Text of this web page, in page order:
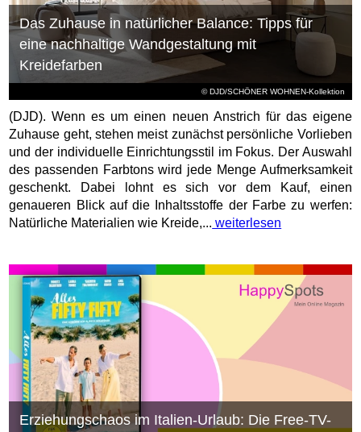
© DJD/SCHÖNER WOHNEN-Kollektion
Das Zuhause in natürlicher Balance: Tipps für
eine nachhaltige Wandgestaltung mit
Kreidefarben
(DJD). Wenn es um einen neuen Anstrich für das eigene
Zuhause geht, stehen meist zunächst persönliche Vorlieben
und der individuelle Einrichtungsstil im Fokus. Der Auswahl
des passenden Farbtons wird jede Menge Aufmerksamkeit
geschenkt. Dabei lohnt es sich vor dem Kauf, einen
genaueren Blick auf die Inhaltsstoffe der Farbe zu werfen:
Natürliche Materialien wie Kreide,... weiterlesen
Erziehungschaos im Italien-Urlaub: Die Free-TV-